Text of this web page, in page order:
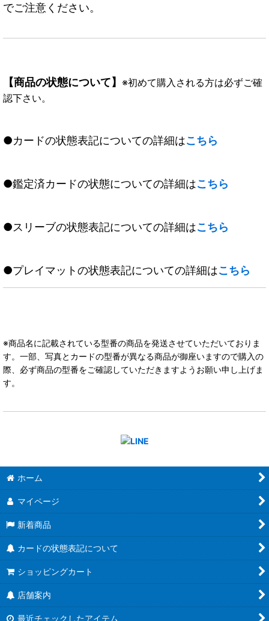
でご注意ください。
【商品の状態について】 ※初めて購入される方は必ずご確
認下さい。
●カードの状態表記についての詳細はこちら
●鑑定済カードの状態についての詳細はこちら
●スリーブの状態表記についての詳細はこちら
●プレイマットの状態表記についての詳細はこちら
※商品名に記載されている型番の商品を発送させていただいておりま
す。一部、写真とカードの型番が異なる商品が御座いますので購入の
際、必ず商品の型番をご確認していただきますようお願い申し上げま
す。
ホーム
マイページ
新着商品
カードの状態表記について
ショッピングカート
店舗案内
最近チェックしたアイテム